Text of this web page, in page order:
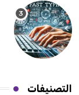
التصنيفات